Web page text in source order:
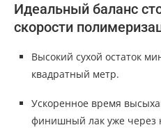
Идеальный баланс
скорости
Высокий сухой остаток
квадратный метр.
Ускоренное время
финишный лак уже через